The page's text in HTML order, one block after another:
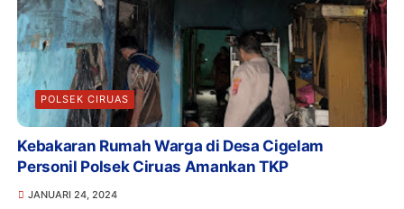
POLSEK CIRUAS
Kebakaran Rumah Warga di Desa Cigelam
Personil Polsek Ciruas Amankan TKP
JANUARI 24, 2024